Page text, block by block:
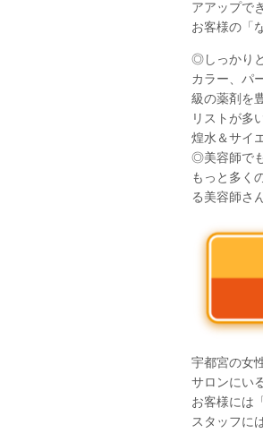
アアップで
お客様の「
◎しっかり
カラー、パ
級の薬剤を
リストが多
煌水＆サイ
◎美容師で
もっと多く
る美容師さ
宇都宮の女
サロンにい
お客様には
スタッフに